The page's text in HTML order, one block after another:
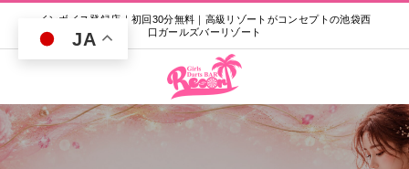
インボイス登録店｜初回30分無料｜高級リゾートがコンセプトの池袋西
口ガールズバーリゾート
JA